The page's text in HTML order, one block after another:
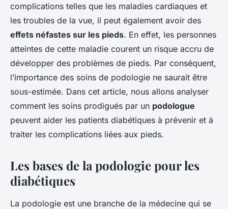
complications telles que les maladies cardiaques et
les troubles de la vue, il peut également avoir des
effets néfastes sur les pieds. En effet, les personnes
atteintes de cette maladie courent un risque accru de
développer des problèmes de pieds. Par conséquent,
l’importance des soins de podologie ne saurait être
sous-estimée. Dans cet article, nous allons analyser
comment les soins prodigués par un podologue
peuvent aider les patients diabétiques à prévenir et à
traiter les complications liées aux pieds.
Les bases de la podologie pour les
diabétiques
La podologie est une branche de la médecine qui se